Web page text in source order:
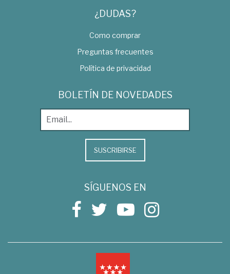
¿DUDAS?
Como comprar
Preguntas frecuentes
Política de privacidad
BOLETÍN DE NOVEDADES
SUSCRIBIRSE
SÍGUENOS EN